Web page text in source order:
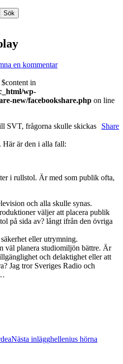
en kommentar
in
wp-
new/facebookshare.php on line
Share
SVT, frågorna skulle skickas
är den i alla fall:
i rullstol. Är med som publik ofta,
och alla skulle synas.
väljer att placera publik
på sida av? långt ifrån den övriga
eller utrymning.
väl planera studiomiljön bättre. Är
och delaktighet eller att
Jag tror Sveriges Radio och
Nästa inlägghellenius hörna